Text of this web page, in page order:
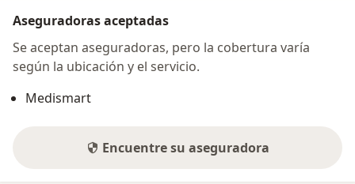
Aseguradoras aceptadas
Se aceptan aseguradoras, pero la cobertura varía
según la ubicación y el servicio.
Medismart
Encuentre su aseguradora